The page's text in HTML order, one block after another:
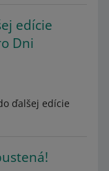
edície
Dni
ďalšej edície